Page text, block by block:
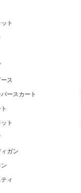
ト
ス
ースカート
ト
ガン
ィ